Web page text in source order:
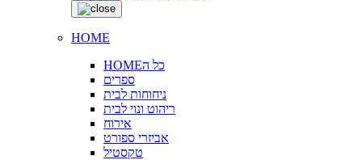
HOME
HOMEכל ה
ספרים
ניחוחות לבית
ריהוט ונוי לבית
אירוח
אביזרי ספורט
טקסטיל